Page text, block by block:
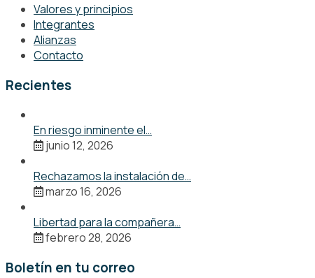
Valores y principios
Integrantes
Alianzas
Contacto
Recientes
En riesgo inminente el…
junio 12, 2026
Rechazamos la instalación de…
marzo 16, 2026
Libertad para la compañera…
febrero 28, 2026
Boletín en tu correo